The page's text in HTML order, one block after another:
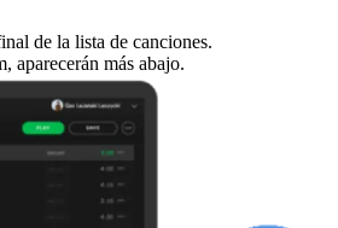
de la lista de canciones.
aparecerán más abajo.